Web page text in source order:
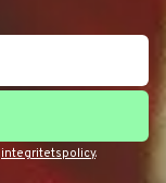
integritetspolicy.